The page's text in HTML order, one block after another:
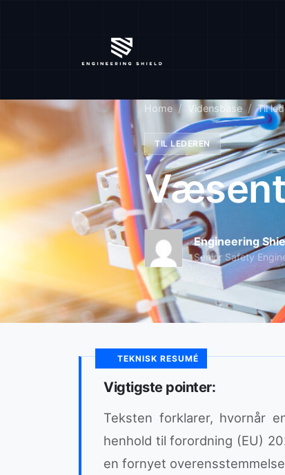
Home Vidensbase Til
TIL LEDEREN
Engineering
Senior Safety
TEKNISK RESUMÉ
Vigtigste pointer:
Teksten forklarer, hvornår
henhold til forordning (EU)
en fornyet